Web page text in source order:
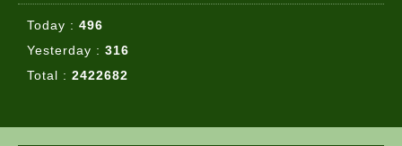
Today : 496
Yesterday : 316
Total : 2422682